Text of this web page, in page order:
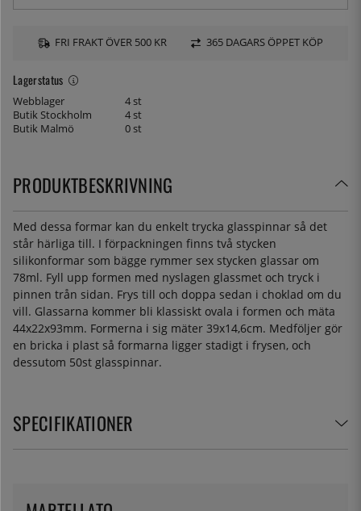
Lagerstatus
Webblager
4 st
Butik Stockholm
4 st
Butik Malmö
0 st
FRI FRAKT ÖVER 500 KR 365 DAGARS ÖPPET KÖP
PRODUKTBESKRIVNING
Med dessa formar kan du enkelt trycka glasspinnar så det
står härliga till. I förpackningen finns två stycken
silikonformar som bägge rymmer sex stycken glassar om
78ml. Fyll upp formen med nyslagen glassmet och tryck i
pinnen trån sidan. Frys till och doppa sedan i choklad om du
vill. Glassarna kommer bli klassiskt ovala i formen och mäta
44x22x93mm. Formerna i sig mäter 39x14,6cm. Medföljer gör
en bricka i plast så formarna ligger stadigt i frysen, och
dessutom 50st glasspinnar.
SPECIFIKATIONER